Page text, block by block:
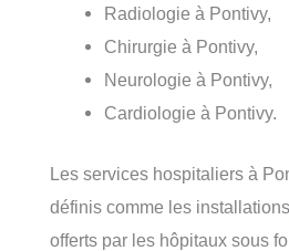
Radiologie à Pontivy,
Chirurgie à Pontivy,
Neurologie à Pontivy,
Cardiologie à Pontivy.
Les services hospitaliers à
définis comme les
offerts par les hôpitaux sous